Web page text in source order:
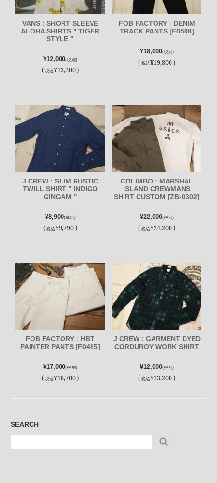
VANS : SHORT SLEEVE
ALOHA SHIRTS " TIGER
STYLE "
¥12,000(税別)
( 税込¥13,200 )
FOB FACTORY : DENIM
TRACK PANTS [F0508]
¥18,000(税別)
(税込¥19,800 )
J CREW : SLIM RUSTIC
TWILL SHIRT " INDIGO
GINGAM "
¥8,900(税別)
(税込¥9,790 )
COLIMBO : MARSHAL
ISLAND CREWMANS
SHIRT CUSTOM [ZB-0302]
¥22,000(税別)
(税込¥24,200 )
FOB FACTORY : HBT
PAINTER PANTS [F0485]
¥17,000(税別)
( 税込¥18,700 )
J CREW : GARMENT DYED
CORDUROY WORK SHIRT
¥12,000(税別)
(税込¥13,200 )
SEARCH